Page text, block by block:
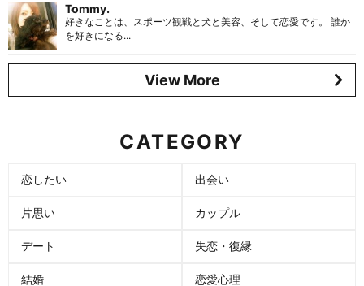
Tommy.
好きなことは、スポーツ観戦と犬と美容、そして恋愛です。 誰か
を好きになる...
View More
CATEGORY
恋したい 出会い
片思い カップル
デート 失恋・復縁
結婚 恋愛心理